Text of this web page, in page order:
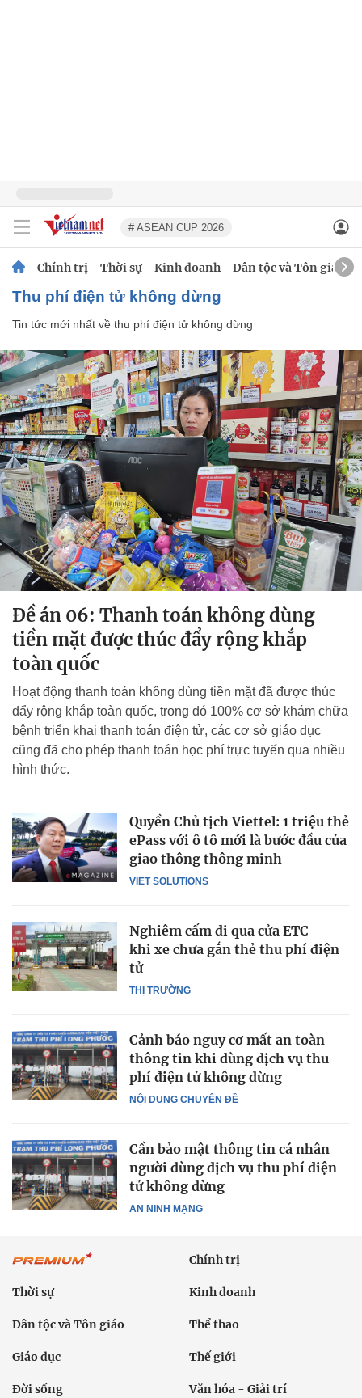
# ASEAN CUP 2026
Chính trị Thời sự Kinh doanh Dân tộc và Tôn giáo
thu phí điện tử không dừng
Tin tức mới nhất về thu phí điện tử không dừng
Đề án 06: Thanh toán không dùng
tiền mặt được thúc đẩy rộng khắp
toàn quốc
Hoạt động thanh toán không dùng tiền mặt đã được thúc
đẩy rộng khắp toàn quốc, trong đó 100% cơ sở khám chữa
bệnh triển khai thanh toán điện tử, các cơ sở giáo dục
cũng đã cho phép thanh toán học phí trực tuyến qua nhiều
hình thức.
VIET SOLUTIONS
Quyền Chủ tịch Viettel: 1 triệu thẻ
ePass với ô tô mới là bước đầu của
giao thông thông minh
THỊ TRƯỜNG
Nghiêm cấm đi qua cửa ETC
khi xe chưa gắn thẻ thu phí điện
tử
NỘI DUNG CHUYÊN ĐỀ
Cảnh báo nguy cơ mất an toàn
thông tin khi dùng dịch vụ thu
phí điện tử không dừng
AN NINH MẠNG
Cần bảo mật thông tin cá nhân
người dùng dịch vụ thu phí điện
tử không dừng
Chính trị
Thời sự Kinh doanh
Dân tộc và Tôn giáo Thể thao
Giáo dục Thế giới
Đời sống Văn hóa - Giải trí